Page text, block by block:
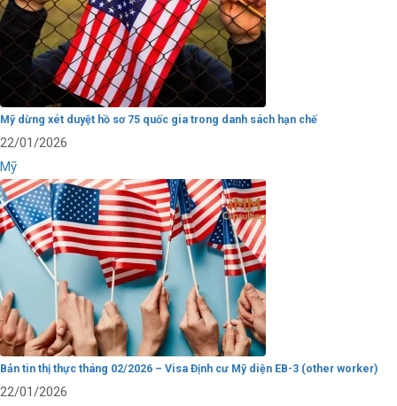
Mỹ dừng xét duyệt hồ sơ 75 quốc gia trong danh sách hạn chế
22/01/2026
Mỹ
Bản tin thị thực tháng 02/2026 – Visa Định cư Mỹ diện EB-3 (other worker)
22/01/2026